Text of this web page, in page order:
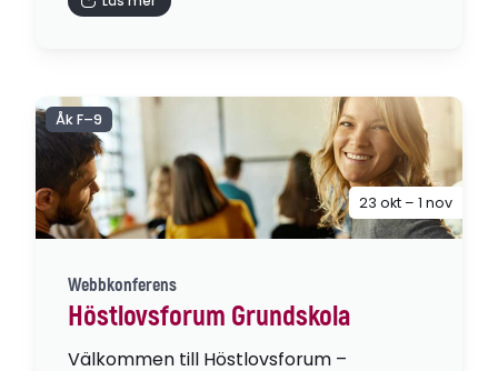
Webbkonferens
Höstlovsforum Grundskola
Välkommen till Höstlovsforum –
Åk F–9
23 okt – 1 nov